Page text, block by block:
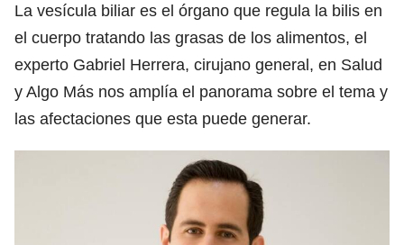
La vesícula biliar es el órgano que regula la bilis en
el cuerpo tratando las grasas de los alimentos, el
experto Gabriel Herrera, cirujano general, en Salud
y Algo Más nos amplía el panorama sobre el tema y
las afectaciones que esta puede generar.